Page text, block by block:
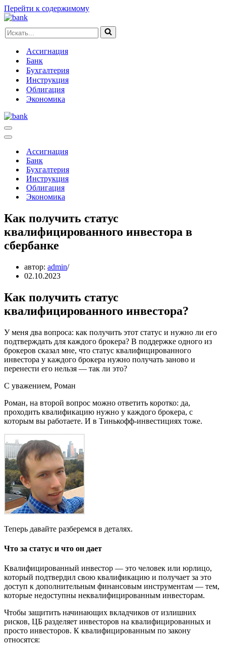
Перейти к содержимому
Искать...
Ассигнация
Банк
Бухгалтерия
Инструкция
Облигация
Экономика
Меню
навигации
Меню
навигацииАссигнация
Банк
Бухгалтерия
Инструкция
Облигация
Экономика
Как получить статус
квалифицированного инвестора в
сбербанке
автор: admin
02.10.2023
Как получить статус
квалифицированного инвестора?
У меня два вопроса: как получить этот статус и нужно ли его
подтверждать для каждого брокера? В поддержке одного из
брокеров сказал мне, что статус квалифицированного
инвестора у каждого брокера нужно получать заново и
перенести его нельзя — так ли это?
С уважением, Роман
Роман, на второй вопрос можно ответить коротко: да,
проходить квалификацию нужно у каждого брокера, с
которым вы работаете. И в Тинькофф-инвестициях тоже.
Теперь давайте разберемся в деталях.
Что за статус и что он дает
Квалифицированный инвестор — это человек или юрлицо,
который подтвердил свою квалификацию и получает за это
доступ к дополнительным финансовым инструментам — тем,
которые недоступны неквалифицированным инвесторам.
Чтобы защитить начинающих вкладчиков от излишних
рисков, ЦБ разделяет инвесторов на квалифицированных и
просто инвесторов. К квалифицированным по закону
относятся: